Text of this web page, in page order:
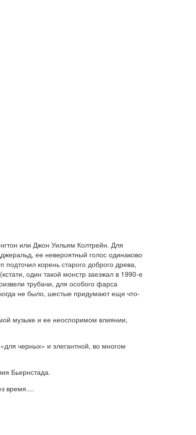
или Джон Уильям Колтрейн. Для
ее невероятный голос одинаково
корень старого доброго древа,
один такой монстр заезжал в 1990-е
трубачи, для особого фарса
не было, шестые придумают еще что-
музыке и ее неоспоримом влиянии,
черных» и элегантной, во многом
Бьернстада.
время....